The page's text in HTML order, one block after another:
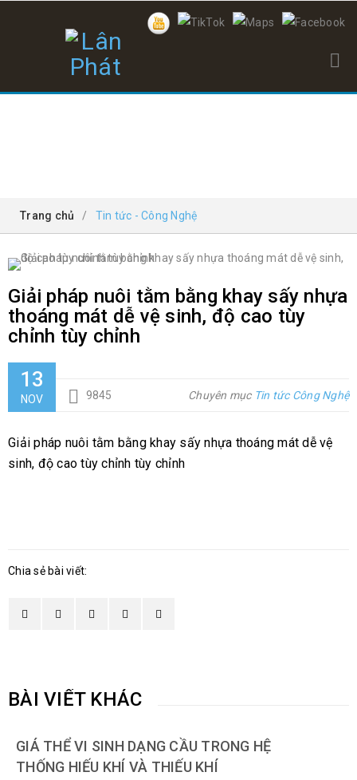
Trang chủ / Tin tức - Công Nghệ
Giải pháp nuôi tằm bằng khay sấy nhựa
thoáng mát dễ vệ sinh, độ cao tùy
chỉnh tùy chỉnh
13
NOV 9845 Chuyên mục Tin tức Công Nghệ
Giải pháp nuôi tằm bằng khay sấy nhựa thoáng mát dễ vệ
sinh, độ cao tùy chỉnh tùy chỉnh
Chia sẻ bài viết:
BÀI VIẾT KHÁC
GIÁ THỂ VI SINH DẠNG CẦU TRONG HỆ
THỐNG HIẾU KHÍ VÀ THIẾU KHÍ